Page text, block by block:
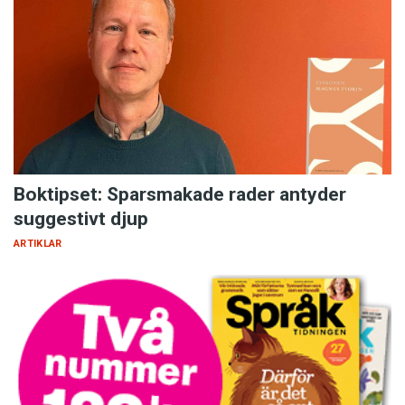
Boktipset: Sparsmakade rader antyder
suggestivt djup
ARTIKLAR